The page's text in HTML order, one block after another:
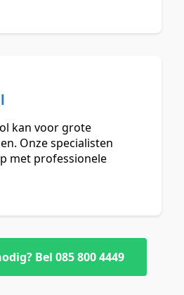
kan voor grote
Onze specialisten
met professionele
Bel 085 800 4449